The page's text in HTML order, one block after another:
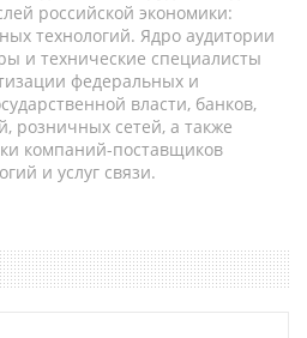
российской экономики:
технологий. Ядро аудитории
и технические специалисты
федеральных и
власти, банков,
сетей, а также
компаний-поставщиков
и услуг связи.